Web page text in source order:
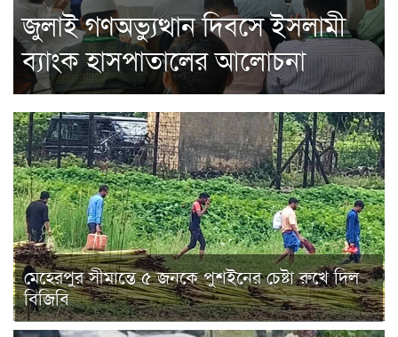
জুলাই গণঅভ্যুত্থান দিবসে ইসলামী
ব্যাংক হাসপাতালের আলোচনা
মেহেরপুর সীমান্তে ৫ জনকে পুশইনের চেষ্টা রুখে দিল
বিজিবি